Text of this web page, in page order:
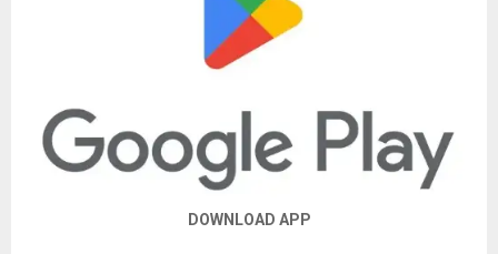
DOWNLOAD APP